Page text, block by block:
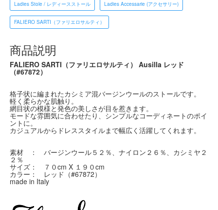
Ladies Stole / レディースストール Ladies Accessarie (アクセサリー)
FALIERO SARTI（ファリエロサルティ）
商品説明
FALIERO SARTI（ファリエロサルティ） Ausilla レッド
（#67872）
格子状に編まれたカシミア混バージンウールのストールです。
軽く柔らかな肌触り。
網目状の模様と発色の美しさが目を惹きます。
モードな雰囲気に合わせたり、シンプルなコーディネートのポイ
ントに。
カジュアルからドレススタイルまで幅広く活躍してくれます。
素材 ： バージンウール５２％、ナイロン２６％、カシミヤ２
２％
サイズ： ７０cm X １９０cm
カラー： レッド（#67872）
made in Italy